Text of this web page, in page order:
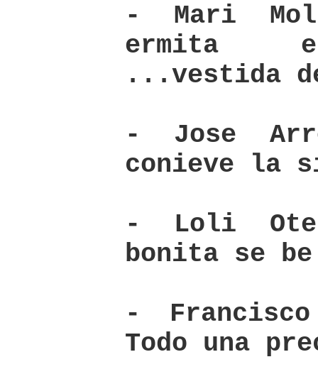
- Mari
ermita
...vestida
- Jose
conieve la
- Loli
bonita se
- Francisco
Todo una